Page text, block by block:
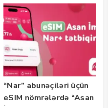
“Nar” abunəçiləri üçün
eSIM nömrələrdə “Asan